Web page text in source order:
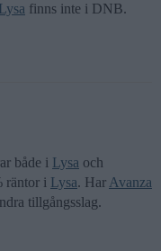
Lysa finns inte i DNB.
både i Lysa och
räntor i Lysa. Har Avanza
tillgångsslag.